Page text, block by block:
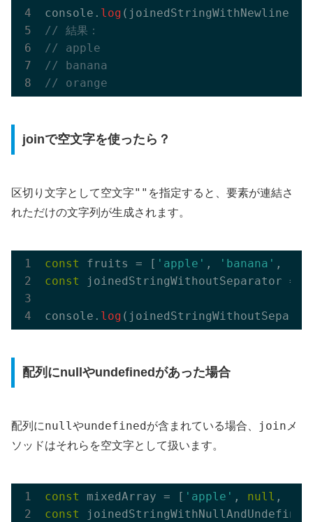
console. log
// 結果：
// apple
// banana
// orange
joinで空文字を使ったら？
区切り文字として空文字"" を指定すると、要素が連結さ
れただけの文字列が生成されます。
const fruits = [ 'apple' , 'banana' ,
const
joinedStringWithoutSeparator =
console. log
配列にnullやundefinedがあった場合
配列にnull やundefinedが含まれている場合、 join メ
ソッドはそれらを空文字として扱います。
const mixedArray = [ 'apple' , null ,
const